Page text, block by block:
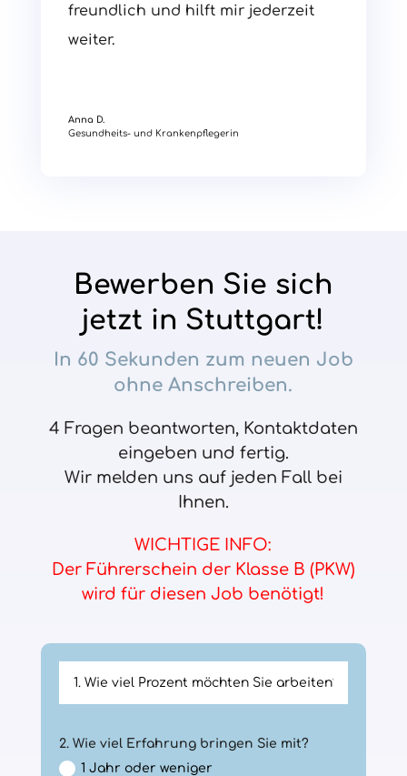
freundlich und hilft mir jederzeit
weiter.
Anna D.
Gesundheits- und Krankenpflegerin
Bewerben Sie sich
jetzt in Stuttgart!
In 60 Sekunden zum neuen Job
ohne Anschreiben.
4 Fragen beantworten, Kontaktdaten
eingeben und fertig.
Wir melden uns auf jeden Fall bei
Ihnen.
WICHTIGE INFO:
Der Führerschein der Klasse B (PKW)
wird für diesen Job benötigt!
2. Wie viel Erfahrung bringen Sie mit?
1 Jahr oder weniger